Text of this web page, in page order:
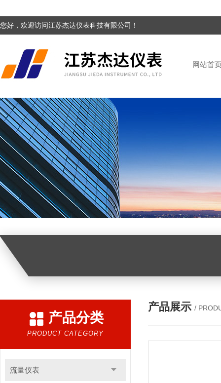
您好，欢迎访问江苏杰达仪表科技有限公司！
网站首
产品分类
PRODUCT CATEGORY
流量仪表
产品展示 /